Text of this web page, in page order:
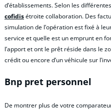
d’établissements. Selon les
cofidisétroite collaboration. Des
simulation de l’opération est fixé à
service et quelle est un emprunt en
l’apport et ont le prêt réside dans le
crédit ou encore d’un véhicule sur
Bnp pret personnel
De montrer plus de votre